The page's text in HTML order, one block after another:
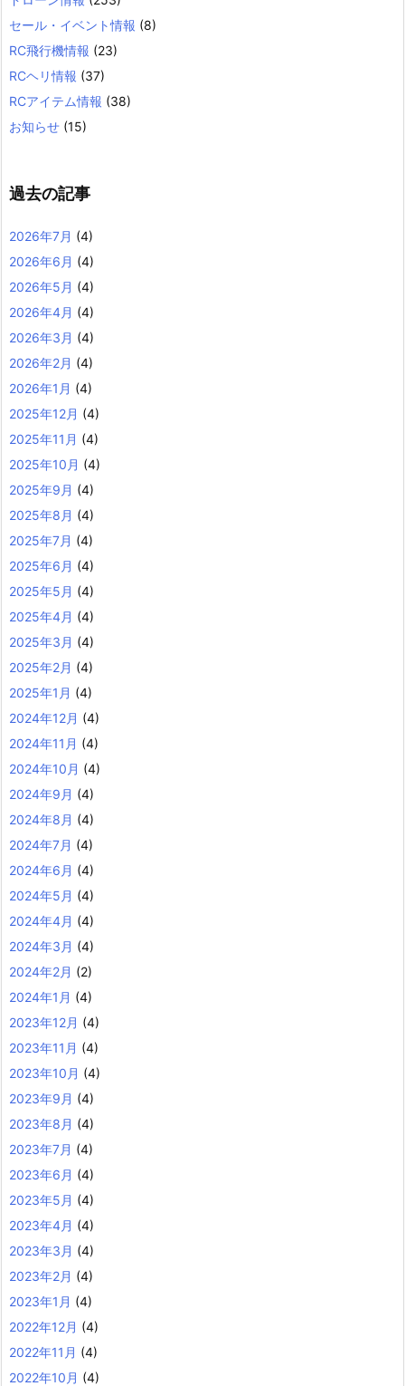
セール・イベント情報 (8)
RC飛行機情報 (23)
RCヘリ情報 (37)
RCアイテム情報 (38)
お知らせ (15)
過去の記事
2026年7月 (4)
2026年6月 (4)
2026年5月 (4)
2026年4月 (4)
2026年3月 (4)
2026年2月 (4)
2026年1月 (4)
2025年12月 (4)
2025年11月 (4)
2025年10月 (4)
2025年9月 (4)
2025年8月 (4)
2025年7月 (4)
2025年6月 (4)
2025年5月 (4)
2025年4月 (4)
2025年3月 (4)
2025年2月 (4)
2025年1月 (4)
2024年12月 (4)
2024年11月 (4)
2024年10月 (4)
2024年9月 (4)
2024年8月 (4)
2024年7月 (4)
2024年6月 (4)
2024年5月 (4)
2024年4月 (4)
2024年3月 (4)
2024年2月 (2)
2024年1月 (4)
2023年12月 (4)
2023年11月 (4)
2023年10月 (4)
2023年9月 (4)
2023年8月 (4)
2023年7月 (4)
2023年6月 (4)
2023年5月 (4)
2023年4月 (4)
2023年3月 (4)
2023年2月 (4)
2023年1月 (4)
2022年12月 (4)
2022年11月 (4)
2022年10月 (4)